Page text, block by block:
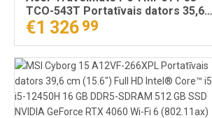
TCO-543T Portatīvais dators 35,6
cm (14") 2.8K Intel® Core™ i5 i5-
1345U 16 GB LPDDR5-SDRAM 512
GB SSD Wi-Fi 6E (802.11ax)
Windows 11 Pro Melns
€1 326 99